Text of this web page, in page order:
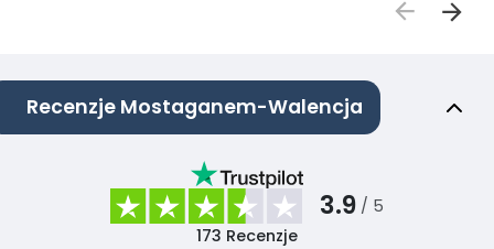
Recenzje Mostaganem-Walencja
3.9 / 5
173 Recenzje